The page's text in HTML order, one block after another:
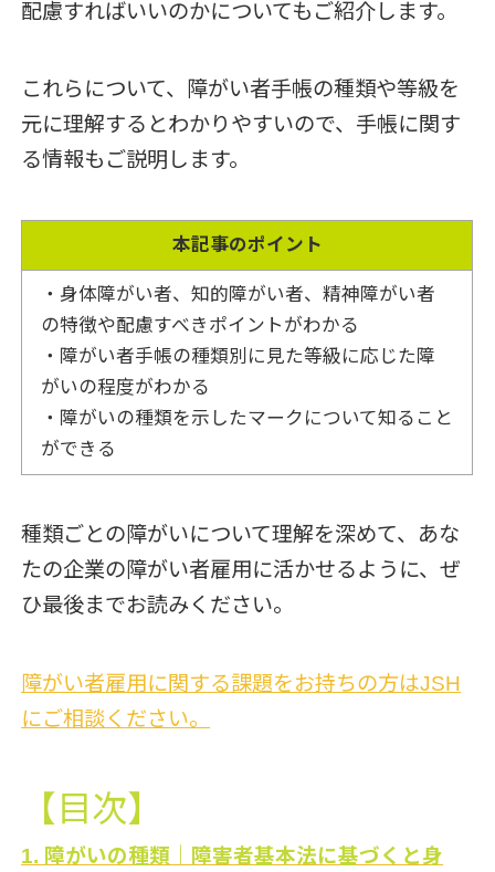
配慮すればいいのかについてもご紹介します。
これらについて、障がい者手帳の種類や等級を
元に理解するとわかりやすいので、手帳に関す
る情報もご説明します。
本記事のポイント
・身体障がい者、知的障がい者、精神障がい者
の特徴や配慮すべきポイントがわかる
・障がい者手帳の種類別に見た等級に応じた障
がいの程度がわかる
・障がいの種類を示したマークについて知ること
ができる
種類ごとの障がいについて理解を深めて、あな
たの企業の障がい者雇用に活かせるように、ぜ
ひ最後までお読みください。
障がい者雇用に関する課題をお持ちの方はJSH
にご相談ください。
【目次】
1. 障がいの種類｜障害者基本法に基づくと身